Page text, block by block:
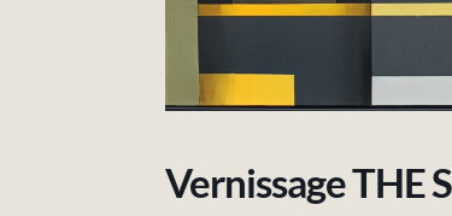
Vernissage THE